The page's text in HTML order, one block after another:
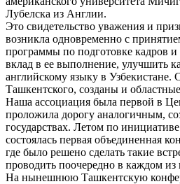
Лубелска из Англии.
Это свидетельство уважения и
возникла одновременно с
программы по подготовке кадров и
вклад в ее выполнение, улучшить
английскому языку в Узбекистане.
Ташкентского, созданы и
Наша ассоциация была первой в
проложила дорогу аналогичным,
государствах. Летом по
состоялась первая объединенная
где было решено сделать такие
проводить поочередно в каждом из
На нынешнюю Ташкентскую